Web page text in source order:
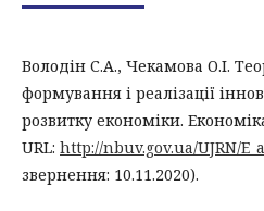
Володін С.А., Чекамова О.І.
формування і реалізації
розвитку економіки.
URL: http://nbuv.gov.ua/UJRN/
звернення: 10.11.2020).